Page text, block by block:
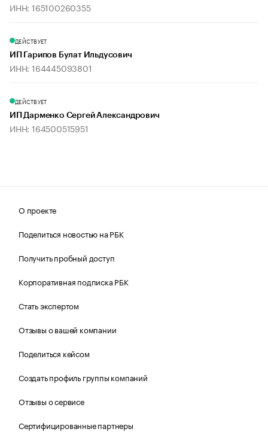
ИНН: 165100260355
ДЕЙСТВУЕТ
ИП Гарипов Булат Ильдусович
ИНН: 164445093801
ДЕЙСТВУЕТ
ИП Дарменко Сергей Александрович
ИНН: 164500515951
О проекте
Поделиться новостью на РБК
Получить пробный доступ
Корпоративная подписка РБК
Стать экспертом
Отзывы о вашей компании
Поделиться кейсом
Создать профиль группы компаний
Отзывы о сервисе
Сертифицированные партнеры